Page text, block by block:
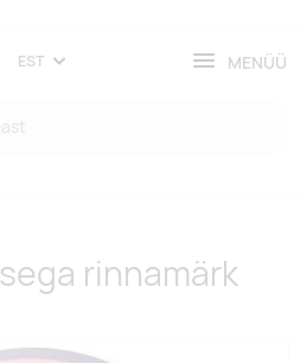
EST MENÜÜ
rinnamärk